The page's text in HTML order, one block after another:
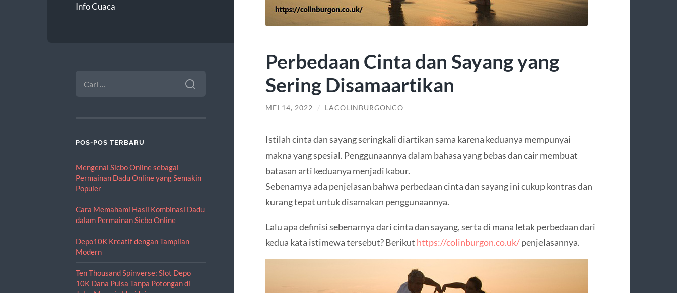
Info Cuaca
UNTUK:
POS-POS TERBARU
Mengenal Sicbo Online sebagai
Permainan Dadu Online yang Semakin
Populer
Cara Memahami Hasil Kombinasi Dadu
dalam Permainan Sicbo Online
Depo10K Kreatif dengan Tampilan
Modern
Ten Thousand Spinverse: Slot Depo
10K Dana Pulsa Tanpa Potongan di
Perbedaan Cinta dan Sayang yang
Sering Disamaartikan
MEI 14, 2022 / LACOLINBURGONCO
Istilah cinta dan sayang seringkali diartikan sama karena keduanya mempunyai
makna yang spesial. Penggunaannya dalam bahasa yang bebas dan cair membuat
batasan arti keduanya menjadi kabur.
Sebenarnya ada penjelasan bahwa perbedaan cinta dan sayang ini cukup kontras dan
kurang tepat untuk disamakan penggunaannya.
Lalu apa definisi sebenarnya dari cinta dan sayang, serta di mana letak perbedaan dari
kedua kata istimewa tersebut? Berikut https://colinburgon.co.uk/penjelasannya.